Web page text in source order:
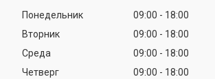
Понедельник 09:00
18:00
Вторник
09:00
18:00
Среда
09:00
18:00
Четверг
09:00
18:00